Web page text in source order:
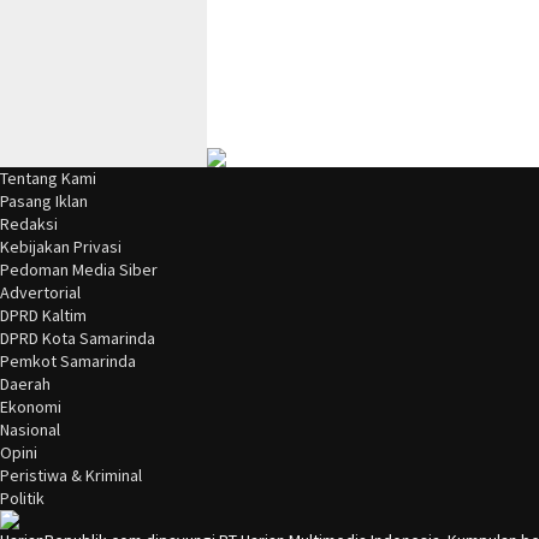
Tentang Kami
Pasang Iklan
Redaksi
Kebijakan Privasi
Pedoman Media Siber
Advertorial
DPRD Kaltim
DPRD Kota Samarinda
Pemkot Samarinda
Daerah
Ekonomi
Nasional
Opini
Peristiwa & Kriminal
Politik